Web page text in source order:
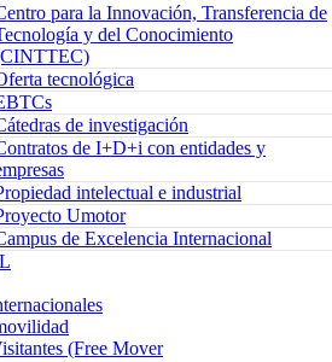
para la Innovación, Transferencia de
y del Conocimiento
tecnológica
de investigación
de I+D+i con entidades y
intelectual e industrial
Umotor
de Excelencia Internacional
(Free Mover